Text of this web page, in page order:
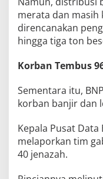
merata dan masih
direncanakan
hingga tiga ton
Korban Tembus
Sementara itu,
korban banjir dan
Kepala Pusat Data
melaporkan tim
40 jenazah.